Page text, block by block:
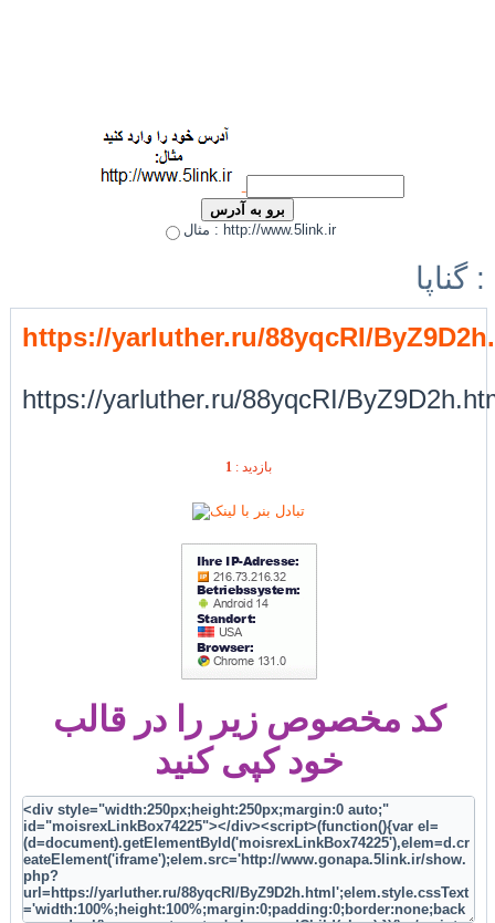
مثال : http://www.5link.ir
گناپا :
https://yarluther.ru/88yqcRI/
https://yarluther.ru/88yqcRI/
بازديد : 1
کد مخصوص زیر را در قالب
خود کپی کنید